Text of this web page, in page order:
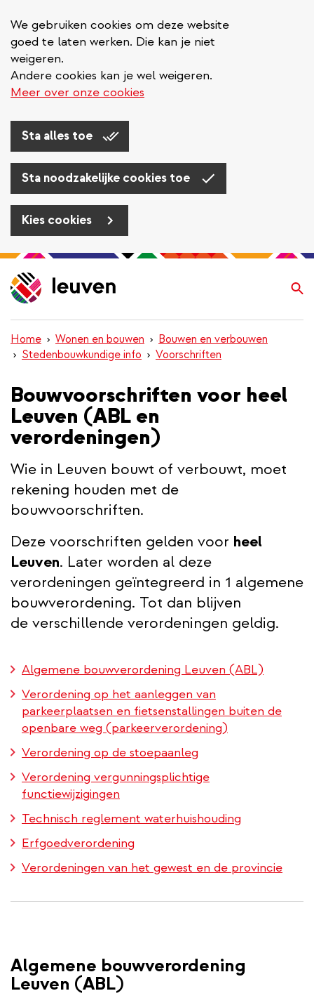
We gebruiken cookies om deze website
goed te laten werken. Die kan je niet
weigeren.
Andere cookies kan je wel weigeren.
Meer over onze cookies
Sta alles toe
Sta noodzakelijke cookies toe
Kies cookies
Overslaan
en
naar
inhoud
gaan
Home Wonen en bouwen
Bouwen en verbouwen
Stedenbouwkundige info
Voorschriften
Bouwvoorschriften voor heel
Leuven (ABL en
verordeningen)
Wie in Leuven bouwt of verbouwt, moet
rekening houden met de
bouwvoorschriften.
Deze voorschriften gelden voor heel
Leuven. Later worden al deze
verordeningen geïntegreerd in 1 algemene
bouwverordening. Tot dan blijven
de verschillende verordeningen geldig.
Algemene bouwverordening Leuven (ABL)
Verordening op het aanleggen van
parkeerplaatsen en fietsenstallingen buiten de
openbare weg (parkeerverordening)
Verordening op de stoepaanleg
Verordening vergunningsplichtige
functiewijzigingen
Technisch reglement waterhuishouding
Erfgoedverordening
Verordeningen van het gewest en de provincie
Algemene bouwverordening
Leuven (ABL)